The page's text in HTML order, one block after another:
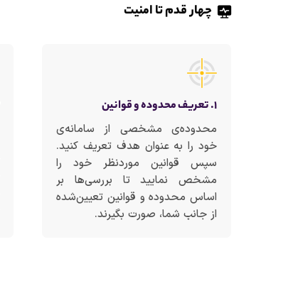
چهار قدم تا امنیت
۱. تعریف محدوده و قوانین
محدوده‌ی مشخصی از سامانه‌ی
خود را به عنوان هدف تعریف کنید.
سپس قوانین موردنظر خود را
مشخص نمایید تا بررسی‌ها بر
اساس محدوده و قوانین تعیین‌شده
از جانب شما، صورت بگیرند.